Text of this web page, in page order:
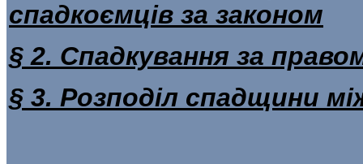
спадкоємців за законом
§ 2. Спадкування за
§ 3. Розподіл спадщини